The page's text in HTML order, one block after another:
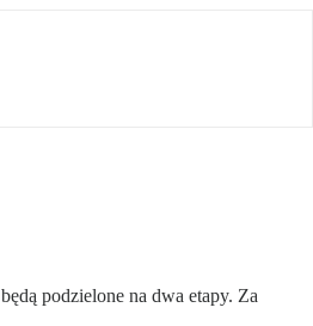
podzielone na dwa etapy. Za